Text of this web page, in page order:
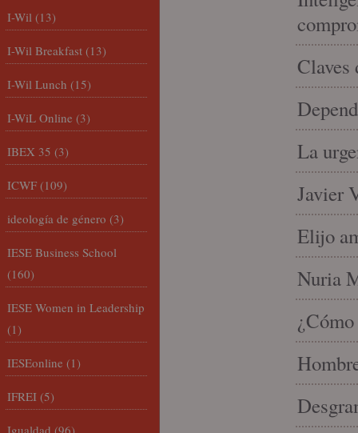
Claves
La
Javier
Elijo
Nuria
I-Wil (13)
I-Wil Breakfast (13)
I-Wil Lunch (15)
I-WiL Online (3)
IBEX 35 (3)
ICWF (109)
ideología de género (3)
IESE Business School
(160)
IESE Women in Leadership
(1)
IESEonline (1)
IFREI (5)
Igualdad (96)